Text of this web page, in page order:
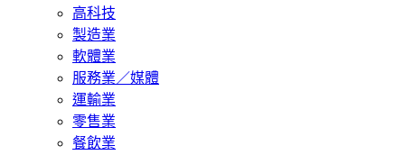
高科技
製造業
軟體業
服務業／媒體
運輸業
零售業
餐飲業